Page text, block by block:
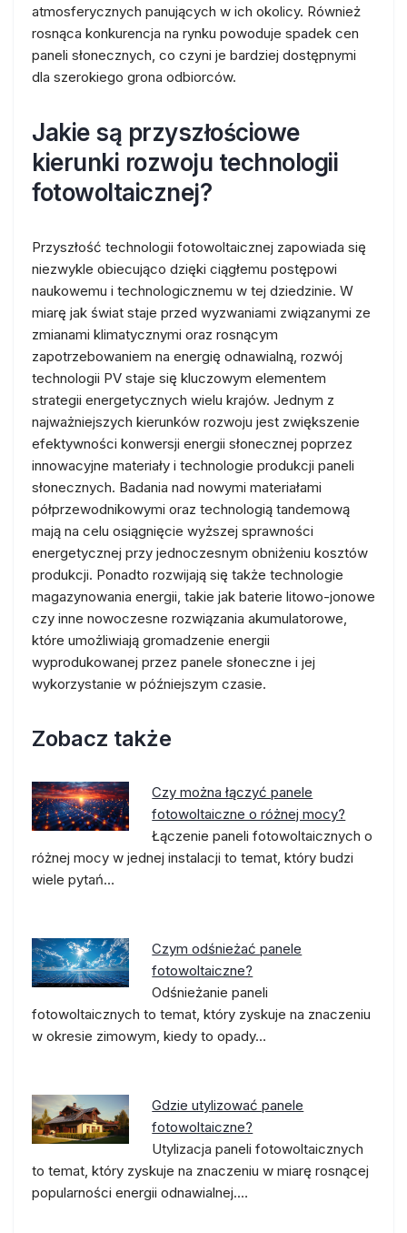
atmosferycznych panujących w ich okolicy. Również
rosnąca konkurencja na rynku powoduje spadek cen
paneli słonecznych, co czyni je bardziej dostępnymi
dla szerokiego grona odbiorców.
Jakie są przyszłościowe
kierunki rozwoju technologii
fotowoltaicznej?
Przyszłość technologii fotowoltaicznej zapowiada się
niezwykle obiecująco dzięki ciągłemu postępowi
naukowemu i technologicznemu w tej dziedzinie. W
miarę jak świat staje przed wyzwaniami związanymi ze
zmianami klimatycznymi oraz rosnącym
zapotrzebowaniem na energię odnawialną, rozwój
technologii PV staje się kluczowym elementem
strategii energetycznych wielu krajów. Jednym z
najważniejszych kierunków rozwoju jest zwiększenie
efektywności konwersji energii słonecznej poprzez
innowacyjne materiały i technologie produkcji paneli
słonecznych. Badania nad nowymi materiałami
półprzewodnikowymi oraz technologią tandemową
mają na celu osiągnięcie wyższej sprawności
energetycznej przy jednoczesnym obniżeniu kosztów
produkcji. Ponadto rozwijają się także technologie
magazynowania energii, takie jak baterie litowo-jonowe
czy inne nowoczesne rozwiązania akumulatorowe,
które umożliwiają gromadzenie energii
wyprodukowanej przez panele słoneczne i jej
wykorzystanie w późniejszym czasie.
Zobacz także
Czy można łączyć panele
fotowoltaiczne o różnej mocy?
Łączenie paneli fotowoltaicznych o
różnej mocy w jednej instalacji to temat, który budzi
wiele pytań…
Czym odśnieżać panele
fotowoltaiczne?
Odśnieżanie paneli
fotowoltaicznych to temat, który zyskuje na znaczeniu
w okresie zimowym, kiedy to opady…
Gdzie utylizować panele
fotowoltaiczne?
Utylizacja paneli fotowoltaicznych
to temat, który zyskuje na znaczeniu w miarę rosnącej
popularności energii odnawialnej.…